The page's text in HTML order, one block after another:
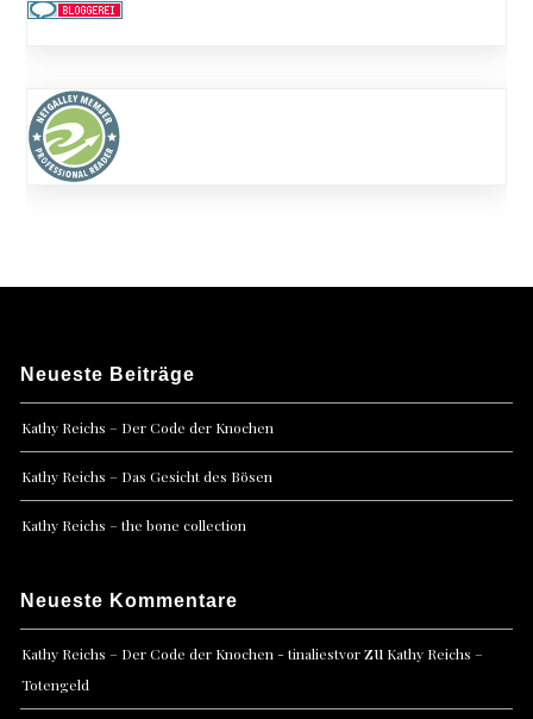
Neueste Beiträge
Kathy Reichs – Der Code der Knochen
Kathy Reichs – Das Gesicht des Bösen
Kathy Reichs – the bone collection
Neueste Kommentare
Kathy Reichs – Der Code der Knochen - tinaliestvorzu Kathy Reichs –
Totengeld